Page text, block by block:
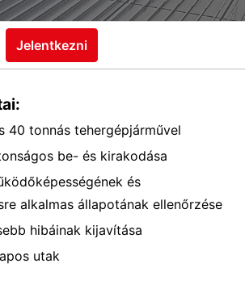
Jelentkezni
40 tonnás tehergépjárművel
be- és kirakodása
és
alkalmas állapotának ellenőrzése
hibáinak kijavítása
utak